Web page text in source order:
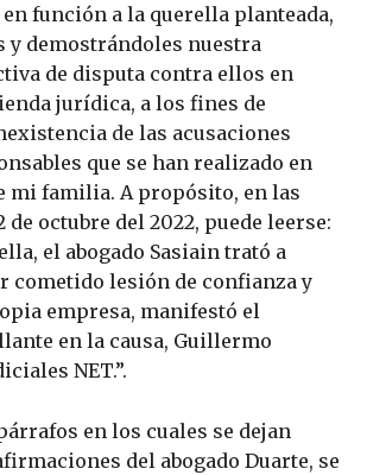
función a la querella planteada,
y demostrándoles nuestra
de disputa contra ellos en
jurídica, a los fines de
de las acusaciones
que se han realizado en
mi familia. A propósito, en las
de octubre del 2022, puede leerse:
el abogado Sasiain trató a
cometido lesión de confianza y
empresa, manifestó el
en la causa, Guillermo
NET.”.
en los cuales se dejan
del abogado Duarte, se